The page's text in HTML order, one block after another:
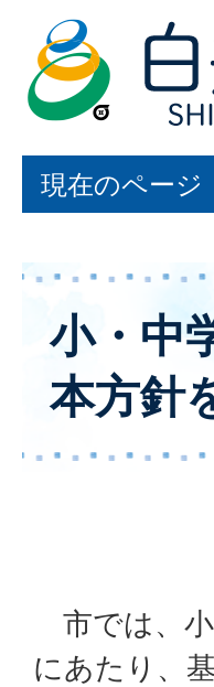
現在のページ
小・中
本方針
市では、
にあたり、